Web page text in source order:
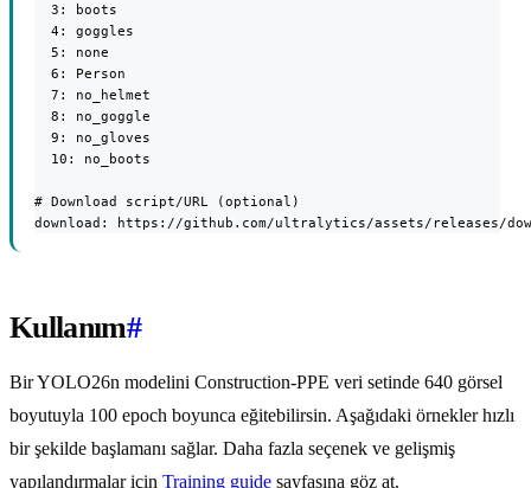
  3: boots
  4: goggles
  5: none
  6: Person
  7: no_helmet
  8: no_goggle
  9: no_gloves
  10: no_boots
# Download script/URL (optional)
download: https://github.com/ultralytics/assets/releases/
Kullanım#
Bir YOLO26n modelini Construction-PPE veri setinde 640 görsel
boyutuyla 100 epoch boyunca eğitebilirsin. Aşağıdaki örnekler hızlı
bir şekilde başlamanı sağlar. Daha fazla seçenek ve gelişmiş
yapılandırmalar için Training guide sayfasına göz at.